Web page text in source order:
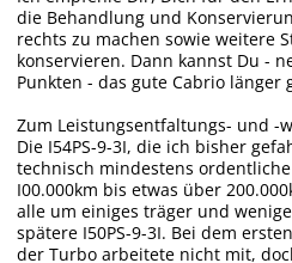
die Behandlung und
rechts zu machen sowie weitere
konservieren. Dann kannst Du -
Punkten - das gute Cabrio länger
Zum Leistungsentfaltungs- und -
Die I54PS-9-3I, die ich bisher
technisch mindestens
I00.000km bis etwas über
alle um einiges träger und
spätere I50PS-9-3I. Bei dem
der Turbo arbeitete nicht mit,